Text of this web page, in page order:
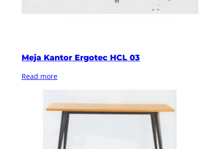
Meja Kantor Ergotec HCL 03
Read more